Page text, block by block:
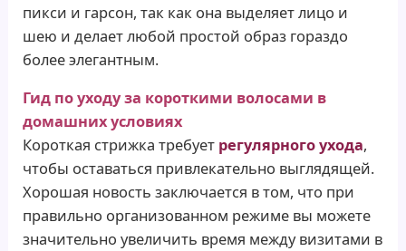
пикси и гарсон, так как она выделяет лицо и
шею и делает любой простой образ гораздо
более элегантным.
Гид по уходу за короткими волосами в
домашних условиях
Короткая стрижка требует регулярного ухода,
чтобы оставаться привлекательно выглядящей.
Хорошая новость заключается в том, что при
правильно организованном режиме вы можете
значительно увеличить время между визитами в